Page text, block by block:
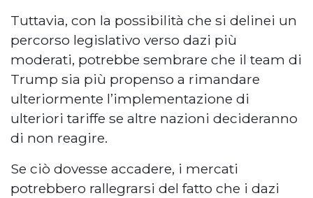
Tuttavia, con la possibilità che si delinei un
percorso legislativo verso dazi più
moderati, potrebbe sembrare che il team di
Trump sia più propenso a rimandare
ulteriormente l’implementazione di
ulteriori tariffe se altre nazioni decideranno
di non reagire.
Se ciò dovesse accadere, i mercati
potrebbero rallegrarsi del fatto che i dazi